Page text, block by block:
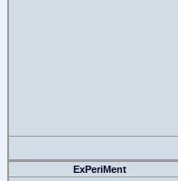
ExPeriMent